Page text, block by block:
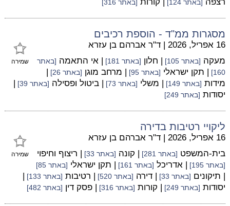
[באתר 124] [באתר 316]
מסגרות ממ"ד - הוספת רכיבים
שמירה
16 אפריל, 2026 | ד"ר אברהם בן עזרא
מעקה [באתר 105] | חלון [באתר 181] | אי התאמה [באתר
160]
| תקן ישראלי [באתר 95] | מרחב מוגן [באתר 26]
|
מידות [באתר 149] | משלי [באתר 73] | ביטול ופסילה [באתר 39]
|
יסודות [באתר 249]
ליקויי רטיבות בדירה
שמירה
16 אפריל, 2026 | ד"ר אברהם בן עזרא
בית-המשפט [באתר 281] | קונה [באתר 33] | ריצוף וחיפוי
[באתר 195] | אדריכל [באתר 161] | תקן ישראלי [באתר 85]
| תיקונים [באתר 33] | דירה [באתר 520] | רטיבות [באתר 133]
|
יסודות [באתר 249] | קורות [באתר 316] | פסק דין [באתר 482]